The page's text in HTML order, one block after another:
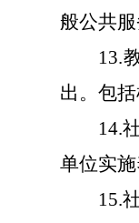
般公共服
13.
出。包
14.
单位实
15.